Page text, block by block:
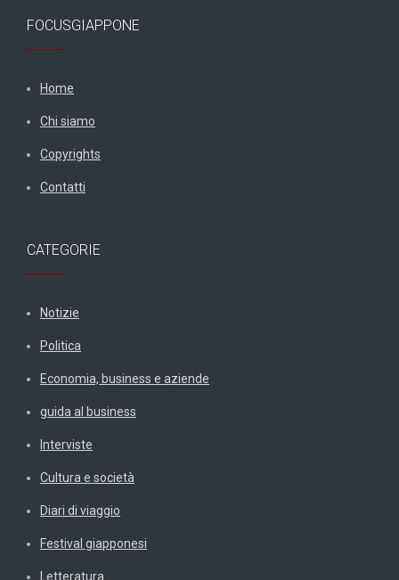
FOCUSGIAPPONE
Home
Chi siamo
Copyrights
Contatti
CATEGORIE
Notizie
Politica
Economia, business e aziende
guida al business
Interviste
Cultura e società
Diari di viaggio
Festival giapponesi
Letteratura